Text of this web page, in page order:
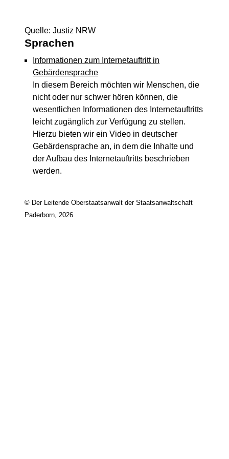
Quelle: Justiz NRW
Sprachen
Informationen zum Internetauftritt in
Gebärdensprache
In diesem Bereich möchten wir Menschen, die
nicht oder nur schwer hören können, die
wesentlichen Informationen des Internetauftritts
leicht zugänglich zur Verfügung zu stellen.
Hierzu bieten wir ein Video in deutscher
Gebärdensprache an, in dem die Inhalte und
der Aufbau des Internetauftritts beschrieben
werden.
© Der Leitende Oberstaatsanwalt der Staatsanwaltschaft
Paderborn, 2026